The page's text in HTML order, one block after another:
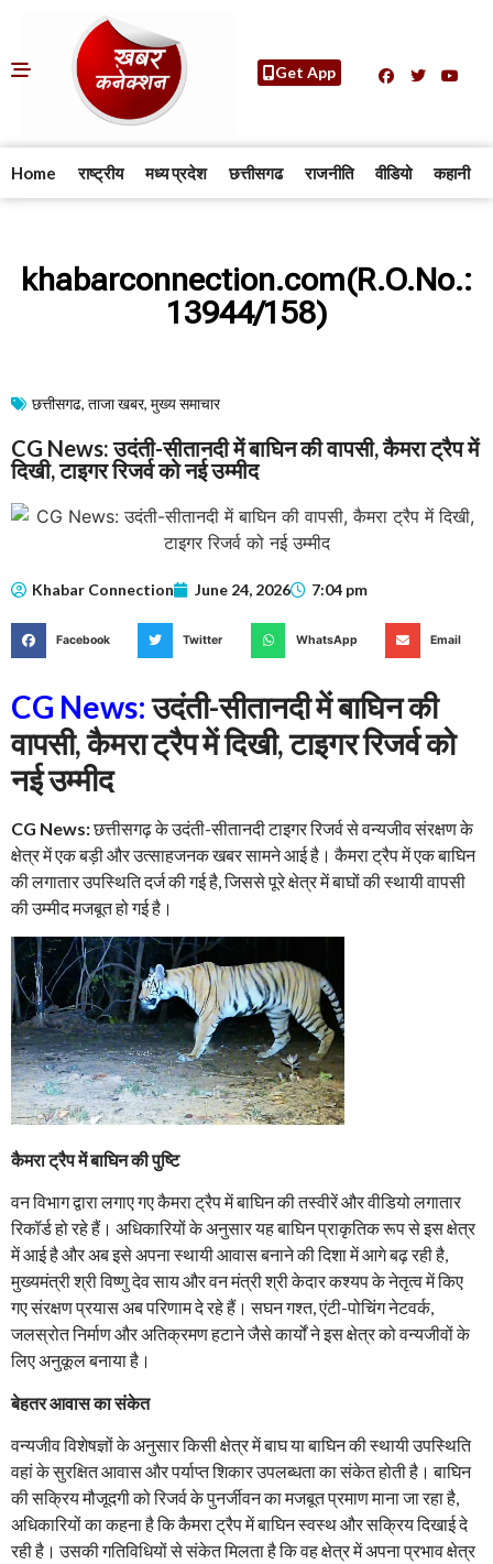
Get App
Home राष्ट्रीय मध्य प्रदेश छत्तीसगढ राजनीति वीडियो कहानी
khabarconnection.com(R.O.No.:
13944/158)
छत्तीसगढ, ताजा खबर, मुख्य समाचार​
CG News: उदंती-सीतानदी में बाघिन की वापसी, कैमरा ट्रैप में
दिखी, टाइगर रिजर्व को नई उम्मीद
Khabar Connection June 24, 2026 7:04 pm
Facebook Twitter WhatsApp Email
CG News:उदंती-सीतानदी में बाघिन की
वापसी, कैमरा ट्रैप में दिखी, टाइगर रिजर्व को
नई उम्मीद
CG News:छत्तीसगढ़ के उदंती-सीतानदी टाइगर रिजर्व से वन्यजीव संरक्षण के
क्षेत्र में एक बड़ी और उत्साहजनक खबर सामने आई है। कैमरा ट्रैप में एक बाघिन
की लगातार उपस्थिति दर्ज की गई है, जिससे पूरे क्षेत्र में बाघों की स्थायी वापसी
की उम्मीद मजबूत हो गई है।
कैमरा ट्रैप में बाघिन की पुष्टि
वन विभाग द्वारा लगाए गए कैमरा ट्रैप में बाघिन की तस्वीरें और वीडियो लगातार
रिकॉर्ड हो रहे हैं। अधिकारियों के अनुसार यह बाघिन प्राकृतिक रूप से इस क्षेत्र
में आई है और अब इसे अपना स्थायी आवास बनाने की दिशा में आगे बढ़ रही है,
मुख्यमंत्री श्री विष्णु देव साय और वन मंत्री श्री केदार कश्यप के नेतृत्व में किए
गए संरक्षण प्रयास अब परिणाम दे रहे हैं। सघन गश्त, एंटी-पोचिंग नेटवर्क,
जलस्रोत निर्माण और अतिक्रमण हटाने जैसे कार्यों ने इस क्षेत्र को वन्यजीवों के
लिए अनुकूल बनाया है।
बेहतर आवास का संकेत
वन्यजीव विशेषज्ञों के अनुसार किसी क्षेत्र में बाघ या बाघिन की स्थायी उपस्थिति
वहां के सुरक्षित आवास और पर्याप्त शिकार उपलब्धता का संकेत होती है। बाघिन
की सक्रिय मौजूदगी को रिजर्व के पुनर्जीवन का मजबूत प्रमाण माना जा रहा है,
अधिकारियों का कहना है कि कैमरा ट्रैप में बाघिन स्वस्थ और सक्रिय दिखाई दे
रही है। उसकी गतिविधियों से संकेत मिलता है कि वह क्षेत्र में अपना प्रभाव क्षेत्र